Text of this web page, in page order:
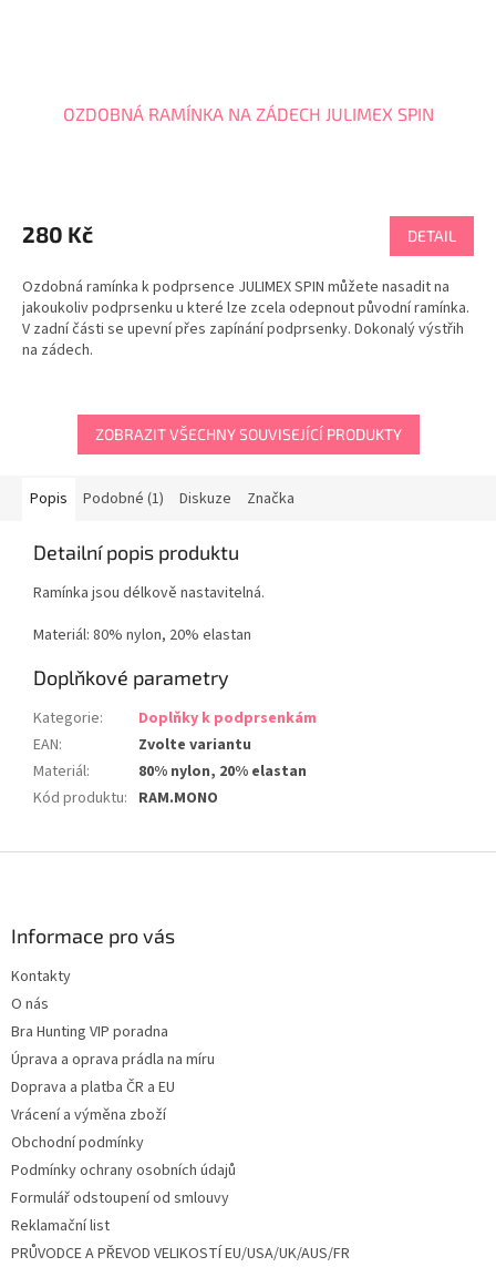
OZDOBNÁ RAMÍNKA NA ZÁDECH JULIMEX SPIN
280 Kč DETAIL
Ozdobná ramínka k podprsence JULIMEX SPIN můžete nasadit na
jakoukoliv podprsenku u které lze zcela odepnout původní ramínka.
V zadní části se upevní přes zapínání podprsenky. Dokonalý výstřih
na zádech.
ZOBRAZIT VŠECHNY SOUVISEJÍCÍ PRODUKTY
Popis Podobné (1) Diskuze Značka
Detailní popis produktu
Ramínka jsou délkově nastavitelná.
Materiál: 80% nylon, 20% elastan
Doplňkové parametry
Kategorie:
Doplňky k podprsenkám
EAN:
Zvolte variantu
Materiál:
80% nylon, 20% elastan
Kód produktu: RAM.MONO
Informace pro vás
Kontakty
O nás
Bra Hunting VIP poradna
Úprava a oprava prádla na míru
Doprava a platba ČR a EU
Vrácení a výměna zboží
Obchodní podmínky
Podmínky ochrany osobních údajů
Formulář odstoupení od smlouvy
Reklamační list
PRŮVODCE A PŘEVOD VELIKOSTÍ EU/USA/UK/AUS/FR